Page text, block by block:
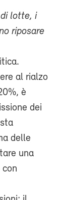
lotte, i
riposare
al rialzo
è
dei
delle
una